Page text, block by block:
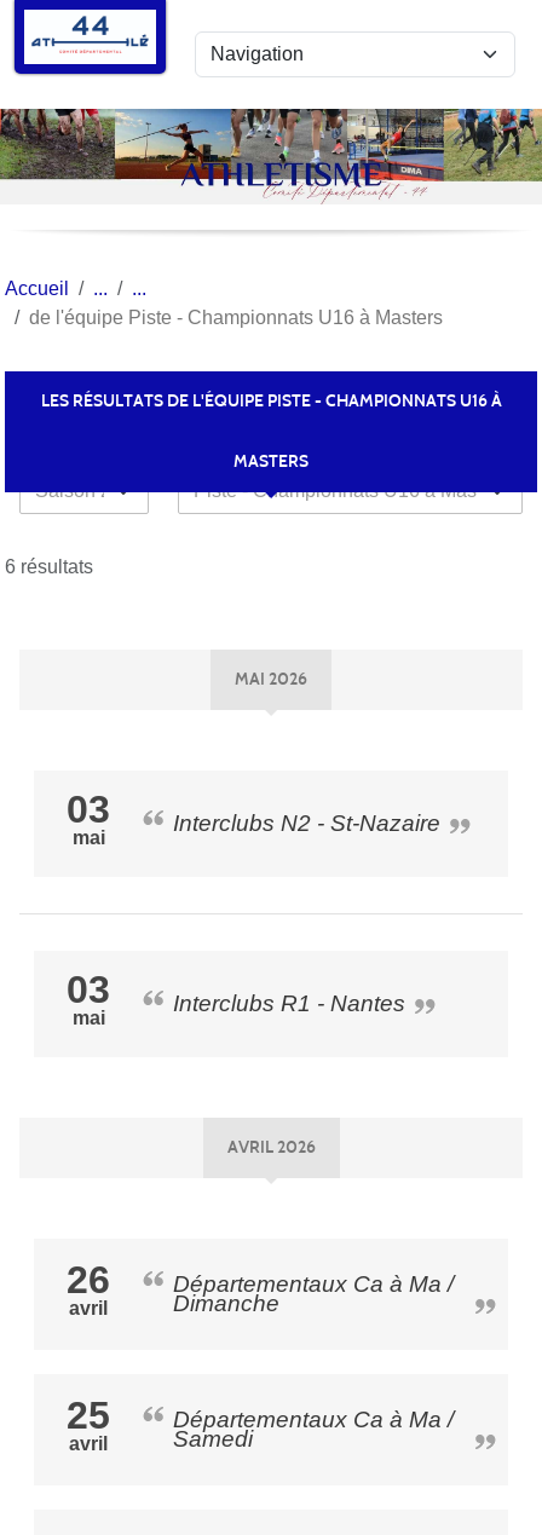
Accueil
de l'équipe Piste - Championnats U16 à Masters
LES RÉSULTATS DE L'ÉQUIPE PISTE - CHAMPIONNATS U16 À
MASTERS
6 résultats
MAI 2026
03
mai
Interclubs N2 - St-Nazaire
03
mai
Interclubs R1 - Nantes
AVRIL 2026
26
avril
Départementaux Ca à Ma /
Dimanche
25
avril
Départementaux Ca à Ma /
Samedi
Panneau de gestion des cookies